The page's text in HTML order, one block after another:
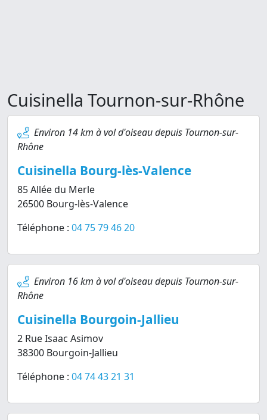
Cuisinella Tournon-sur-Rhône
Environ 14 km à vol d'oiseau depuis Tournon-sur-
Rhône
Cuisinella Bourg-lès-Valence
85 Allée du Merle
26500 Bourg-lès-Valence
Téléphone : 04 75 79 46 20
Environ 16 km à vol d'oiseau depuis Tournon-sur-
Rhône
Cuisinella Bourgoin-Jallieu
2 Rue Isaac Asimov
38300 Bourgoin-Jallieu
Téléphone : 04 74 43 21 31